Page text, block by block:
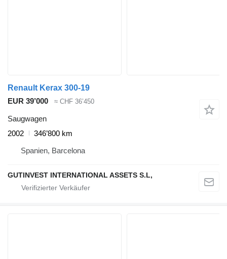
Renault Kerax 300-19
EUR 39’000
≈ CHF 36’450
Saugwagen
2002
346’800 km
Spanien, Barcelona
GUTINVEST INTERNATIONAL ASSETS S.L,